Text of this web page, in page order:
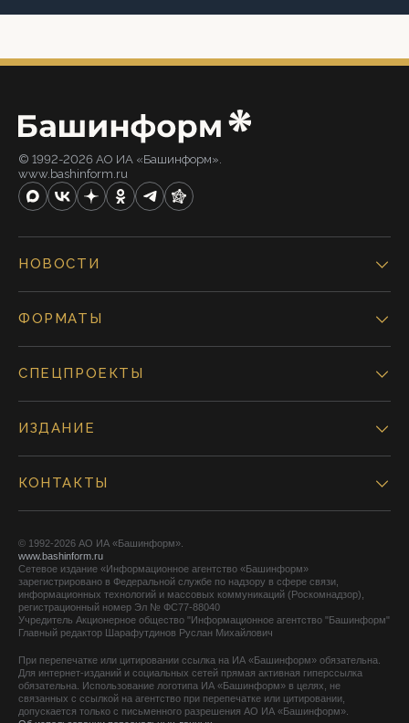
© 1992-2026 АО ИА «Башинформ».
www.bashinform.ru
НОВОСТИ
ФОРМАТЫ
СПЕЦПРОЕКТЫ
ИЗДАНИЕ
КОНТАКТЫ
© 1992-2026 АО ИА «Башинформ».
www.bashinform.ru
Сетевое издание «Информационное агентство «Башинформ»
зарегистрировано в Федеральной службе по надзору в сфере связи,
информационных технологий и массовых коммуникаций (Роскомнадзор),
регистрационный номер Эл № ФС77-88040
Учредитель Акционерное общество "Информационное агентство "Башинформ"
Главный редактор Шарафутдинов Руслан Михайлович
При перепечатке или цитировании ссылка на ИА «Башинформ» обязательна.
Для интернет-изданий и социальных сетей прямая активная гиперссылка
обязательна. Использование логотипа ИА «Башинформ» в целях, не
связанных с ссылкой на агентство при перепечатке или цитировании,
допускается только с письменного разрешения АО ИА «Башинформ».